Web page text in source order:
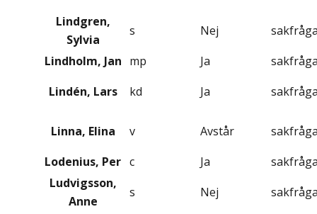
Lindgren,
Sylvia
s Nej
Lindholm, Jan mp Ja
Lindén, Lars
kd Ja
Linna, Elina v Avstår
Lodenius, Per c Ja
Ludvigsson,
Anne
s Nej